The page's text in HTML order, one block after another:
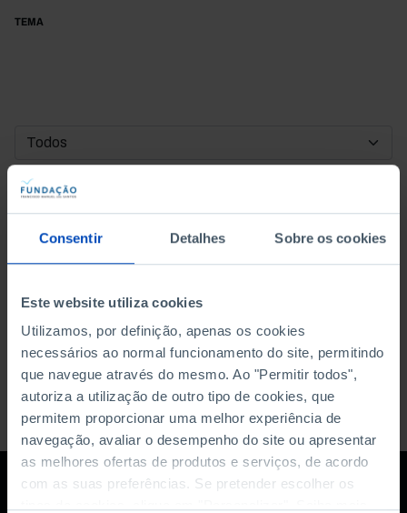
Consentir Detalhes Sobre os cookies
Este website utiliza cookies
Utilizamos, por definição, apenas os cookies
necessários ao normal funcionamento do site, permitindo
que navegue através do mesmo. Ao "Permitir todos",
autoriza a utilização de outro tipo de cookies, que
permitem proporcionar uma melhor experiência de
navegação, avaliar o desempenho do site ou apresentar
as melhores ofertas de produtos e serviços, de acordo
com as suas preferências. Se pretender escolher os
TEMA
DATA DE INÍCIO
DATA DE FIM